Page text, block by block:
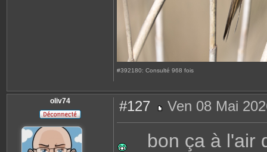
#392180: Consulté 968 fois
oliv74 #127
e
a
Ven 08 Mai
bon ça à l'air